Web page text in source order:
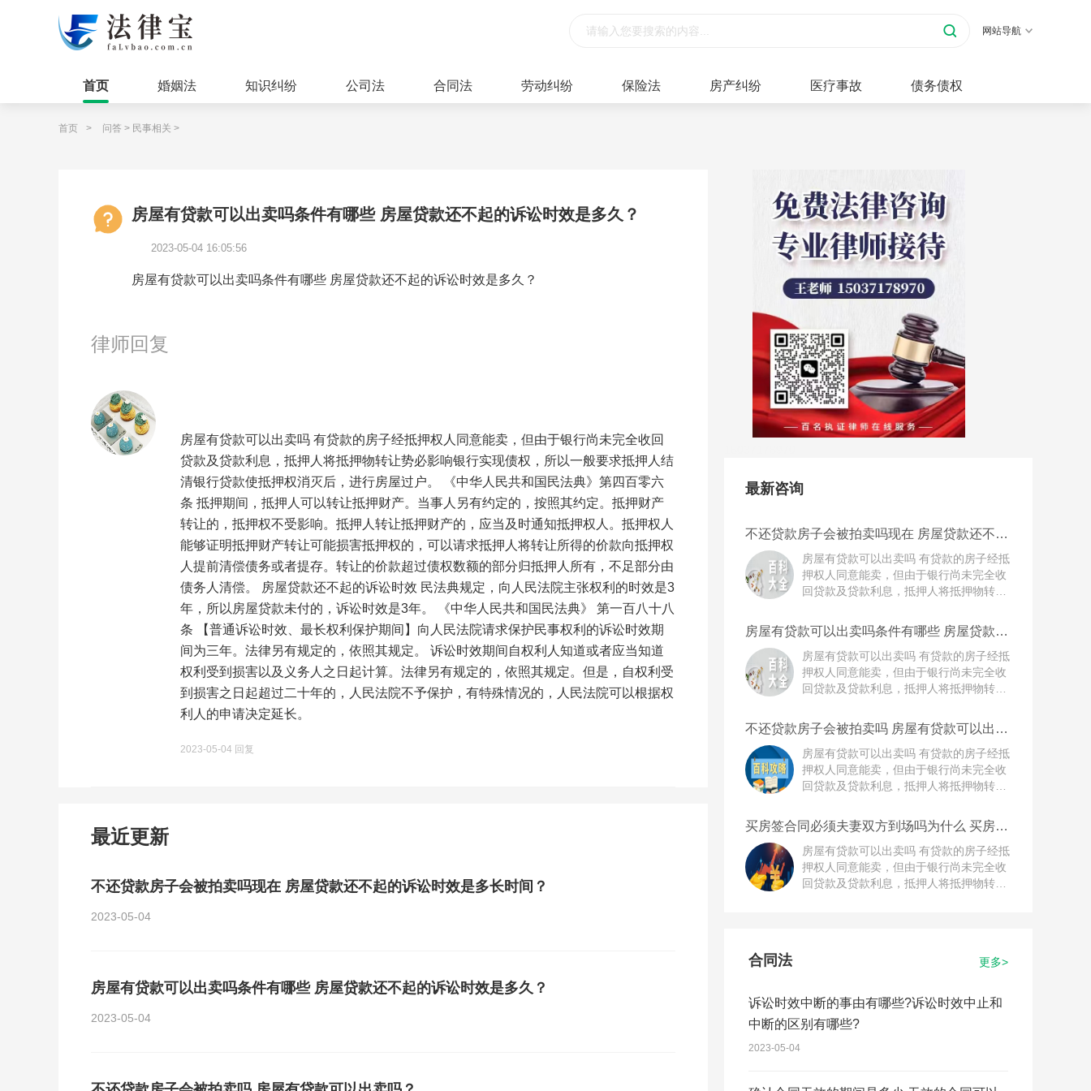
网站导航
首页 婚姻法 知识纠纷 公司法 合同法 劳动纠纷 保险法 房产纠纷 医疗事故 债务债权
首页 > 问答 > 民事相关 >
房屋有贷款可以出卖吗条件有哪些 房屋贷款还不起的诉讼时效是多久？
2023-05-04 16:05:56
房屋有贷款可以出卖吗条件有哪些 房屋贷款还不起的诉讼时效是多久？
律师回复
房屋有贷款可以出卖吗 有贷款的房子经抵押权人同意能卖，但由于银行尚未完全收回
贷款及贷款利息，抵押人将抵押物转让势必影响银行实现债权，所以一般要求抵押人结
清银行贷款使抵押权消灭后，进行房屋过户。 《中华人民共和国民法典》第四百零六
条 抵押期间，抵押人可以转让抵押财产。当事人另有约定的，按照其约定。抵押财产
转让的，抵押权不受影响。抵押人转让抵押财产的，应当及时通知抵押权人。抵押权人
能够证明抵押财产转让可能损害抵押权的，可以请求抵押人将转让所得的价款向抵押权
人提前清偿债务或者提存。转让的价款超过债权数额的部分归抵押人所有，不足部分由
债务人清偿。 房屋贷款还不起的诉讼时效 民法典规定，向人民法院主张权利的时效是3
年，所以房屋贷款未付的，诉讼时效是3年。 《中华人民共和国民法典》 第一百八十八
条 【普通诉讼时效、最长权利保护期间】向人民法院请求保护民事权利的诉讼时效期
间为三年。法律另有规定的，依照其规定。 诉讼时效期间自权利人知道或者应当知道
权利受到损害以及义务人之日起计算。法律另有规定的，依照其规定。但是，自权利受
到损害之日起超过二十年的，人民法院不予保护，有特殊情况的，人民法院可以根据权
利人的申请决定延长。
2023-05-04 回复
最近更新
不还贷款房子会被拍卖吗现在 房屋贷款还不起的诉讼时效是多长时间？
2023-05-04
房屋有贷款可以出卖吗条件有哪些 房屋贷款还不起的诉讼时效是多久？
2023-05-04
最新咨询
不还贷款房子会被拍卖吗现在 房屋贷款还不起
的诉讼时效是多长时间？
房屋有贷款可以出卖吗 有贷款的房子经抵
押权人同意能卖，但由于银行尚未完全收
回贷款及贷款利息，抵押人将抵押物转让
押人结清银行贷款使抵押权消灭后，进行
房屋过户。 《中华人民共和国民法典》第
四百零六条 抵押期间，抵押人可以转让抵
押财产。当事人另有约定的，按照其约
定。抵押财产转让的，抵押权不受影响。
押权人。抵押权人能够证明抵押财产转让
可能损害抵押权的，可以请求抵押人将转
让所得的价款向抵押权人提前清偿债务或
者提存。转让的价款超过债权数额的部分
归抵押人所有，不足部分由债务人清偿。
向人民法院主张权利的时效是3年，所以
房屋贷款未付的，诉讼时效是3年。 《中
华人民共和国民法典》 第一百八十八条
【普通诉讼时效、最长权利保护期间】向
人民法院请求保护民事权利的诉讼时效期
是，自权利受到损害之日起超过二十年
人民法院可以根据权利人的申请决定延
长。
房屋有贷款可以出卖吗条件有哪些 房屋贷款还
不起的诉讼时效是多久？
房屋有贷款可以出卖吗 有贷款的房子经抵
押权人同意能卖，但由于银行尚未完全收
回贷款及贷款利息，抵押人将抵押物转让
押人结清银行贷款使抵押权消灭后，进行
房屋过户。 《中华人民共和国民法典》第
四百零六条 抵押期间，抵押人可以转让抵
押财产。当事人另有约定的，按照其约
定。抵押财产转让的，抵押权不受影响。
押权人。抵押权人能够证明抵押财产转让
可能损害抵押权的，可以请求抵押人将转
让所得的价款向抵押权人提前清偿债务或
者提存。转让的价款超过债权数额的部分
归抵押人所有，不足部分由债务人清偿。
【普通诉讼时效、最长权利保护期间】向
间为三年。法律另有规定的，依照其规
定。 诉讼时效期间自权利人知道或者应当
知道权利受到损害以及义务人之日起计
不还贷款房子会被拍卖吗 房屋有贷款可以出卖
吗？
房屋有贷款可以出卖吗 有贷款的房子经抵
押权人同意能卖，但由于银行尚未完全收
回贷款及贷款利息，抵押人将抵押物转让
押人结清银行贷款使抵押权消灭后，进行
房屋过户。 《中华人民共和国民法典》第
四百零六条 抵押期间，抵押人可以转让抵
押财产。当事人另有约定的，按照其约
定。抵押财产转让的，抵押权不受影响。
者提存。转让的价款超过债权数额的部分
房屋贷款还不起的诉讼时效 民法典规定，
向人民法院主张权利的时效是3年，所以
房屋贷款未付的，诉讼时效是3年。 《中
买房签合同必须夫妻双方到场吗为什么 买房定
金怎么才能退回方法有哪些？
房屋有贷款可以出卖吗 有贷款的房子经抵
押权人同意能卖，但由于银行尚未完全收
回贷款及贷款利息，抵押人将抵押物转让
押财产。当事人另有约定的，按照其约
抵押人转让抵押财产的，应当及时通知抵
押权人。抵押权人能够证明抵押财产转让
可能损害抵押权的，可以请求抵押人将转
更多>
合同法
诉讼时效中断的事由有哪些?诉讼时效中止和
中断的区别有哪些?
2023-05-04